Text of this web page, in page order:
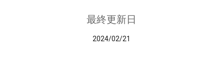
最終更新日
2024/02/21